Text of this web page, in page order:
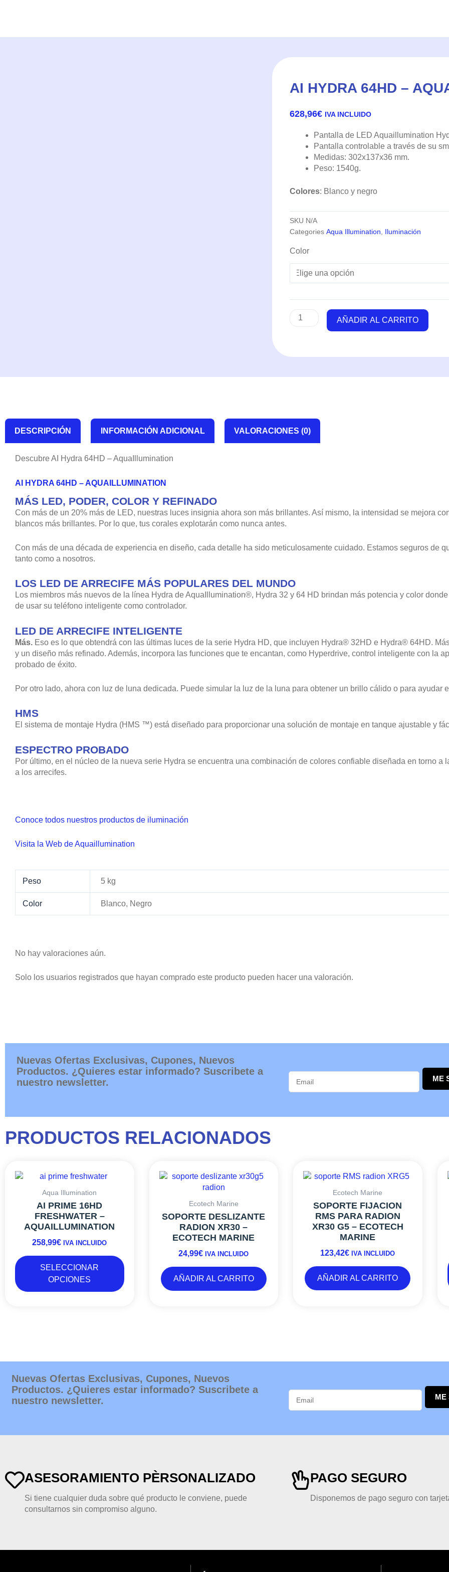
AI HYDRA 64HD –
628,96€ IVA INCLUIDO
Pantalla de LED Aquaillumination
Pantalla controlable a través de su
Medidas: 302x137x36 mm.
Peso: 1540g.
Colores: Blanco y negro
SKU N/A
Categories Aqua Illumination Iluminación
Color
AI
64HD
-
AÑADIR AL CARRITO
DESCRIPCIÓN INFORMACIÓN ADICIONAL VALORACIONES (0)
Descubre AI Hydra 64HD – AquaIllumination
AI HYDRA 64HD – AQUAILLUMINATION
MÁS LED, PODER, COLOR Y REFINADO
Con más de un 20% más de LED, nuestras luces insignia ahora son más brillantes. Así mismo, la intensidad se mejora
blancos más brillantes. Por lo que, tus corales explotarán como nunca antes.
Con más de una década de experiencia en diseño, cada detalle ha sido meticulosamente cuidado. Estamos seguros de
tanto como a nosotros.
LOS LED DE ARRECIFE MÁS POPULARES DEL MUNDO
Los miembros más nuevos de la línea Hydra de AquaIllumination®, Hydra 32 y 64 HD brindan más potencia y color
de usar su teléfono inteligente como controlador.
LED DE ARRECIFE INTELIGENTE
Más. Eso es lo que obtendrá con las últimas luces de la serie Hydra HD, que incluyen Hydra® 32HD e Hydra® 64HD.
y un diseño más refinado. Además, incorpora las funciones que te encantan, como Hyperdrive, control inteligente con la
probado de éxito.
Por otro lado, ahora con luz de luna dedicada. Puede simular la luz de la luna para obtener un brillo cálido o para ayudar
HMS
El sistema de montaje Hydra (HMS ™) está diseñado para proporcionar una solución de montaje en tanque ajustable y
ESPECTRO PROBADO
Por último, en el núcleo de la nueva serie Hydra se encuentra una combinación de colores confiable diseñada en torno a
a los arrecifes.
Conoce todos nuestros productos de iluminación
Visita la Web de Aquaillumination
Peso 5 kg
Color Blanco, Negro
No hay valoraciones aún.
Solo los usuarios registrados que hayan comprado este producto pueden hacer una valoración.
Nuevas Ofertas Exclusivas, Cupones, Nuevos
Productos. ¿Quieres estar informado? Suscribete a
nuestro newsletter.
ME
PRODUCTOS RELACIONADOS
Aqua Illumination
AI PRIME 16HD
FRESHWATER –
AQUAILLUMINATION
258,99€ IVA INCLUIDO
SELECCIONAR
OPCIONES
elegir
Ecotech Marine
SOPORTE DESLIZANTE
RADION XR30 –
ECOTECH MARINE
24,99€ IVA INCLUIDO
AÑADIR AL CARRITO
Ecotech Marine
SOPORTE FIJACION
RMS PARA RADION
XR30 G5 – ECOTECH
MARINE
123,42€ IVA INCLUIDO
AÑADIR AL CARRITO
Nuevas Ofertas Exclusivas, Cupones, Nuevos
Productos. ¿Quieres estar informado? Suscribete a
nuestro newsletter.
ME
ASESORAMIENTO PÈRSONALIZADO
Si tiene cualquier duda sobre qué producto le conviene, puede
consultarnos sin compromiso alguno.
PAGO SEGURO
Disponemos de pago seguro con